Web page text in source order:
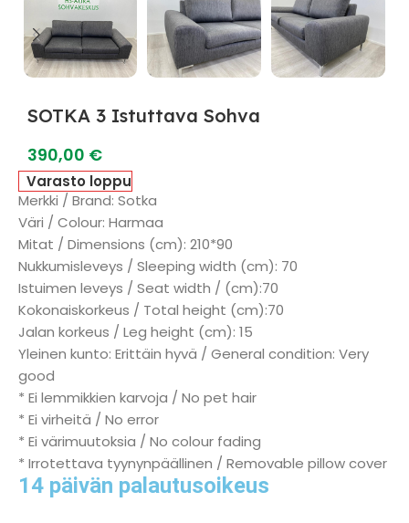
SOTKA 3 Istuttava Sohva
390,00 €
Varasto loppu
Merkki / Brand: Sotka
Väri / Colour: Harmaa
Mitat / Dimensions (cm): 210*90
Nukkumisleveys / Sleeping width (cm): 70
Istuimen leveys / Seat width / (cm):70
Kokonaiskorkeus / Total height (cm):70
Jalan korkeus / Leg height (cm): 15
Yleinen kunto: Erittäin hyvä / General condition: Very
good
* Ei lemmikkien karvoja / No pet hair
* Ei virheitä / No error
* Ei värimuutoksia / No colour fading
* Irrotettava tyynynpäällinen / Removable pillow cover
14 päivän palautusoikeus